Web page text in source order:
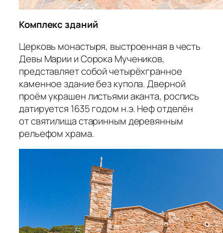
Комплекс зданий
Церковь монастыря, выстроенная в честь
Девы Марии и Сорока Мучеников,
представляет собой четырёхгранное
каменное здание без купола. Дверной
проём украшен листьями аканта, роспись
датируется 1635 годом н.э. Неф отделён
от святилища старинным деревянным
рельефом храма.